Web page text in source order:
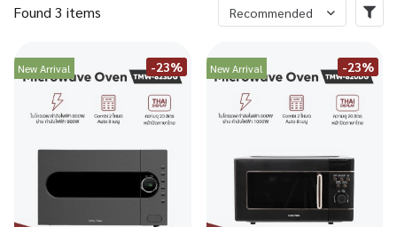
Found 3 items Recommended
New Arrival -23% New Arrival -23%